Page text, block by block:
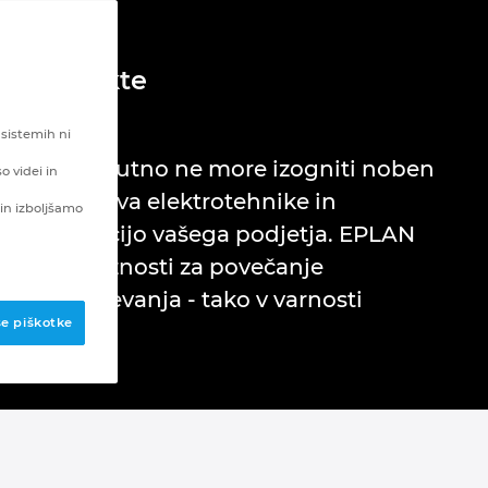
objekte
jim trenutno ne more izogniti noben
zasnova elektrotehnike in
vašega podjetja. EPLAN
priložnosti za povečanje
in vzdrževanja - tako v varnosti
ni
videi in
izboljšamo
piškotke